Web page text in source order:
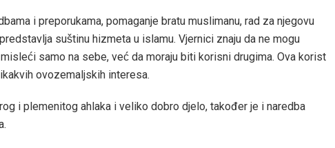
i preporukama, pomaganje bratu muslimanu, rad za njegovu
suštinu hizmeta u islamu. Vjernici znaju da ne mogu
samo na sebe, već da moraju biti korisni drugima. Ova korist
ovozemaljskih interesa.
i plemenitog ahlaka i veliko dobro djelo, također je i naredba